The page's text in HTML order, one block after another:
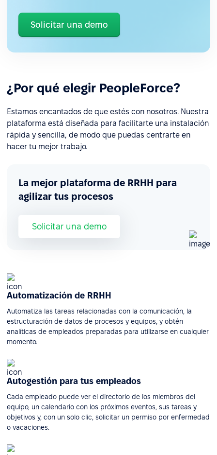
Solicitar una demo
¿Por qué elegir PeopleForce?
Estamos encantados de que estés con nosotros. Nuestra
plataforma está diseñada para facilitarte una instalación
rápida y sencilla, de modo que puedas centrarte en
hacer tu mejor trabajo.
La mejor plataforma de RRHH para
agilizar tus procesos
Solicitar una demo
Automatización de RRHH
Automatiza las tareas relacionadas con la comunicación, la
estructuración de datos de procesos y equipos, y obtén
analíticas de empleados preparadas para utilizarse en cualquier
momento.
Autogestión para tus empleados
Cada empleado puede ver el directorio de los miembros del
equipo, un calendario con los próximos eventos, sus tareas y
objetivos y, con un solo clic, solicitar un permiso por enfermedad
o vacaciones.